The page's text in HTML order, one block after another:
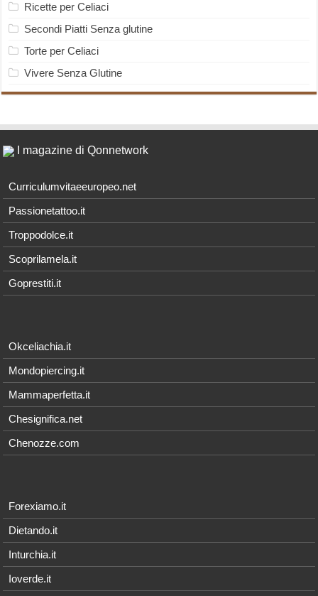
Ricette per Celiaci
Secondi Piatti Senza glutine
Torte per Celiaci
Vivere Senza Glutine
I magazine di Qonnetwork
Curriculumvitaeeuropeo.net
Passionetattoo.it
Troppodolce.it
Scoprilamela.it
Goprestiti.it
Okceliachia.it
Mondopiercing.it
Mammaperfetta.it
Chesignifica.net
Chenozze.com
Forexiamo.it
Dietando.it
Inturchia.it
Ioverde.it